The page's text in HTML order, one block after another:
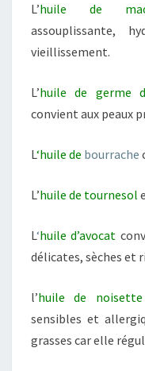
L’huile de
assouplissante,
vieillissement.
L’huile de germe
convient aux peaux
L‘huile de bourrache
L’huile de tournesol
L‘huile d’avocat
délicates, sèches et
l’huile de noisette
sensibles et
grasses car elle